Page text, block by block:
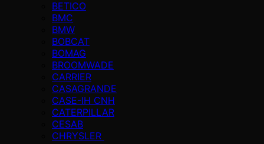
BETICO
BMC
BMW
BOBCAT
BOMAG
BROOMWADE
CARRIER
CASAGRANDE
CASE-IH CNH
CATERPILLAR
CESAB
CHRYSLER